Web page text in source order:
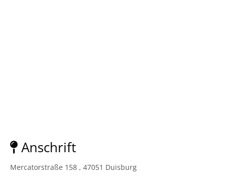
Anschrift
Mercatorstraße 158 , 47051 Duisburg